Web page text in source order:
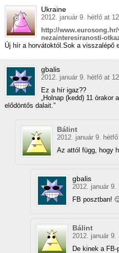
Ukraine
2012. január 9. hétfő at
http://
nezainteresiranosti-
Új hír a horvátoktól.Sok a visszalépő
gbalis
2012. január 9. hétfő at
Ez a hír igaz??
„Holnap (kedd) 11
elődöntős dalait.”
Bálint
2012. január 9.
Az attól függ, hogy
gbalis
2012. január
FB posztban!
Bálint
2012. január
De kinek a FB-